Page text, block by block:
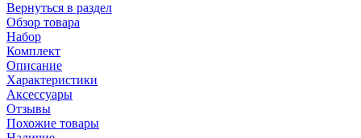
Вернуться в раздел
Обзор товара
Набор
Комплект
Описание
Характеристики
Аксессуары
Отзывы
Похожие товары